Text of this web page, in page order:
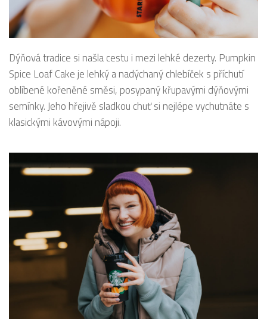
Dýňová tradice si našla cestu i mezi lehké dezerty. Pumpkin
Spice Loaf Cake je lehký a nadýchaný chlebíček s příchutí
oblíbené kořeněné směsi, posypaný křupavými dýňovými
semínky. Jeho hřejivě sladkou chuť si nejlépe vychutnáte s
klasickými kávovými nápoji.